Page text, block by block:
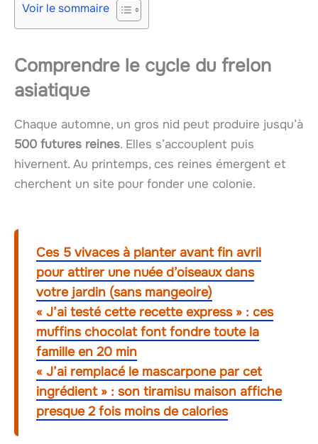
Voir le sommaire
Comprendre le cycle du frelon
asiatique
Chaque automne, un gros nid peut produire jusqu’à
500 futures reines. Elles s’accouplent puis
hivernent. Au printemps, ces reines émergent et
cherchent un site pour fonder une colonie.
Ces 5 vivaces à planter avant fin avril
pour attirer une nuée d’oiseaux dans
votre jardin (sans mangeoire)
« J’ai testé cette recette express » : ces
muffins chocolat font fondre toute la
famille en 20 min
« J’ai remplacé le mascarpone par cet
ingrédient » : son tiramisu maison affiche
presque 2 fois moins de calories